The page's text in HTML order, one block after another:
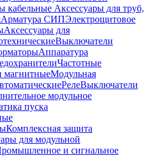
кабельные Аксессуары для труб,
Арматура СИПЭлектрощитовое
Аксессуары для
Выключатели
Аппаратура
Частотные
магнитныеМодульная
РелеВыключатели
модульное
пуска
Комплексная защита
для модульной
и сигнальное